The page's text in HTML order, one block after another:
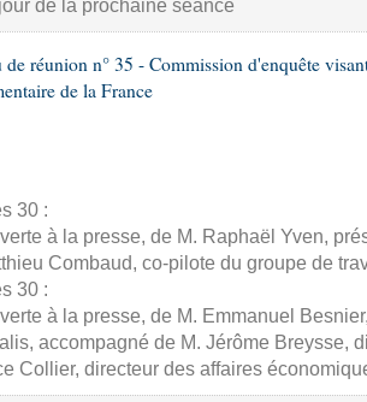
de la prochaine séance
de réunion n° 35 - Commission d'enquête
de la France
30 :
à la presse, de M. Raphaël Yven,
Combaud, co-pilote du groupe de
30 :
à la presse, de M. Emmanuel
accompagné de M. Jérôme Breysse,
Collier, directeur des affaires